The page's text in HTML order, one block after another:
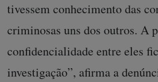
tivessem conhecimento das
criminosas uns dos outros. A
confidencialidade entre eles
investigação”, afirma a